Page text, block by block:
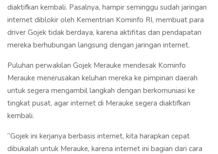
diaktifkan kembali. Pasalnya, hampir seminggu sudah jaringan
internet diblokir oleh Kementrian Kominfo RI, membuat para
driver Gojek tidak berdaya, karena aktifitas dan pendapatan
mereka berhubungan langsung dengan jaringan internet.
Puluhan perwakilan Gojek Merauke mendesak Kominfo
Merauke menerusakan keluhan mereka ke pimpinan daerah
untuk segera mengambil langkah dengan berkomuniasi ke
tingkat pusat, agar internet di Merauke segera diaktifkan
kembali.
“Gojek ini kerjanya berbasis internet, kita harapkan cepat
dibukalah untuk Merauke, karena internet ini bagian dari cara